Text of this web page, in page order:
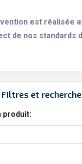
est réalisée
de nos standards
Filtres et recherche
produit: